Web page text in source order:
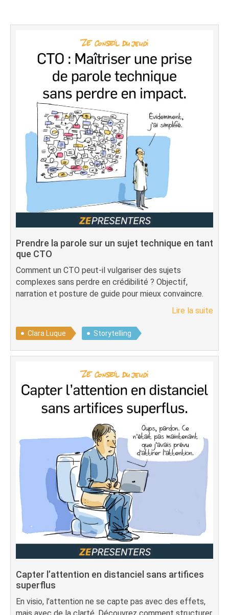
Prendre la parole sur un sujet technique en tant
que CTO
Comment un CTO peut-il vulgariser des sujets
complexes sans perdre en crédibilité ? Objectif,
narration et posture de guide pour mieux convaincre.
Lire la suite
Clara Luque Storytelling
Capter l’attention en distanciel sans artifices
superflus
En visio, l’attention ne se capte pas avec des effets,